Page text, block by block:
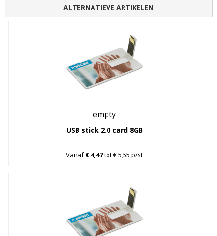
ALTERNATIEVE ARTIKELEN
empty
USB stick 2.0 card 8GB
Vanaf€ 4,47tot € 5,55 p/st